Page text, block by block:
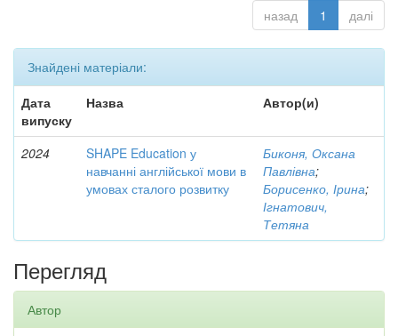
назад 1 далі
Знайдені матеріали:
Дата
випуску
Назва Автор(и)
2024
SHAPE Education у
навчанні англійської мови в
умовах сталого розвитку
Биконя, Оксана
Павлівна;
Борисенко, Ірина;
Ігнатович,
Тетяна
Перегляд
Автор